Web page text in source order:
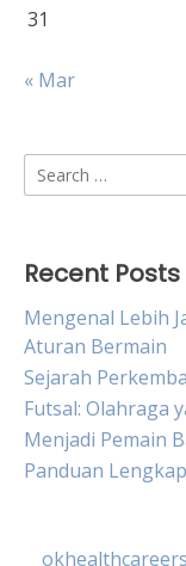
31
« Mar
Search
for:
Recent Posts
Mengenal Lebih
Aturan Bermain
Sejarah
Futsal: Olahraga
Menjadi Pemain
Panduan